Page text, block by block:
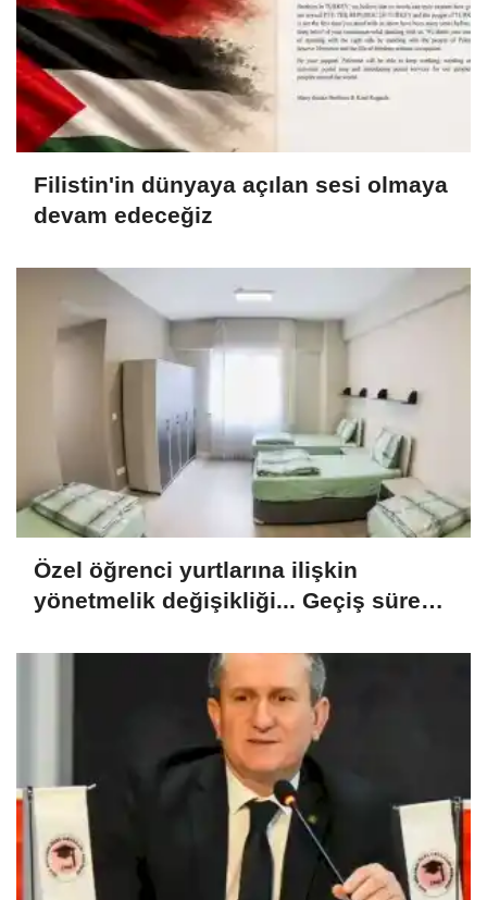
Filistin'in dünyaya açılan sesi olmaya
devam edeceğiz
Özel öğrenci yurtlarına ilişkin
yönetmelik değişikliği... Geçiş süresi